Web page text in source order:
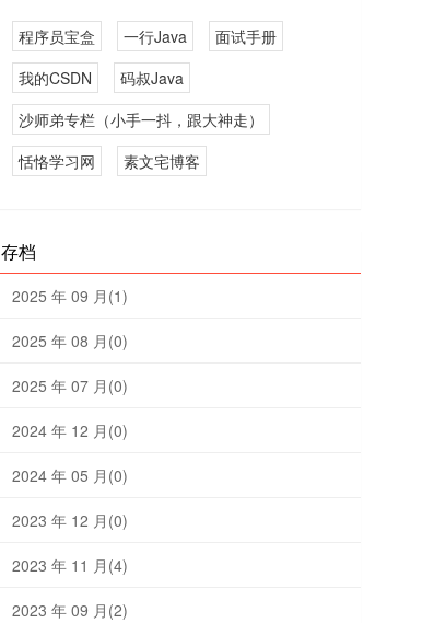
程序员宝盒 一行Java
面试手册
我的CSDN
码叔Java
沙师弟专栏（小手一抖，跟大神走）
恬恪学习网
素文宅博客
存档
2025 年 09 月(1)
2025 年 08 月(0)
2025 年 07 月(0)
2024 年 12 月(0)
2024 年 05 月(0)
2023 年 12 月(0)
2023 年 11 月(4)
2023 年 09 月(2)